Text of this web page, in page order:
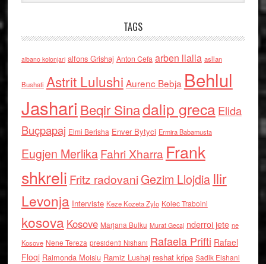
TAGS
albano kolonjari alfons Grishaj Anton Cefa arben llalla asllan
Bushati Astrit Lulushi Aurenc Bebja Behlul
Jashari Beqir Sinadalip grecaElida
Buçpapaj Elmi Berisha Enver Bytyci Ermira Babamusta
Eugjen MerlikaFahri Xharra Frank
shkreli Fritz radovaniGezim Llojdia Ilir
Levonja Interviste Keze Kozeta Zylo Kolec Traboini
kosova Kosove Marjana Bulku Murat Gecaj nderroi jete ne
Kosove Nene Tereza presidenti Nishani Rafaela Prifti Rafael
Floqi Raimonda Moisiu Ramiz Lushaj reshat kripa Sadik Elshani